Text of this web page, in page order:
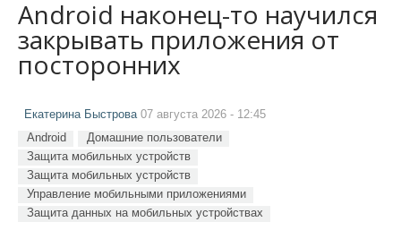
Android наконец-то научился
закрывать приложения от
посторонних
Екатерина Быстрова 07 августа 2026 - 12:45
Android
Домашние пользователи
Защита мобильных устройств
Защита мобильных устройств
Управление мобильными приложениями
Защита данных на мобильных устройствах